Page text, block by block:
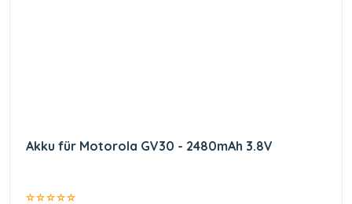
Akku für Motorola GV30 - 2480mAh 3.8V